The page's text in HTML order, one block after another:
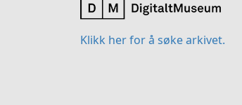
Klikk her for å søke arkivet.